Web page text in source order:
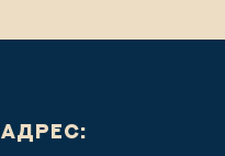
АДРЕС: